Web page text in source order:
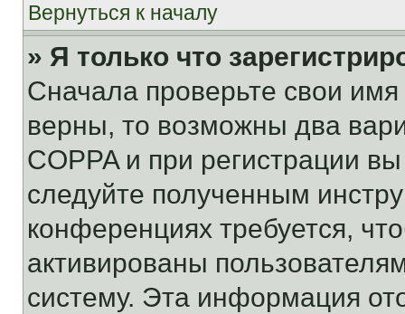
Вернуться к началу
» Я только что
Сначала проверьте свои
верны, то возможны два
COPPA и при регистрации
следуйте полученным
конференциях требуется,
активированы
систему. Эта информация